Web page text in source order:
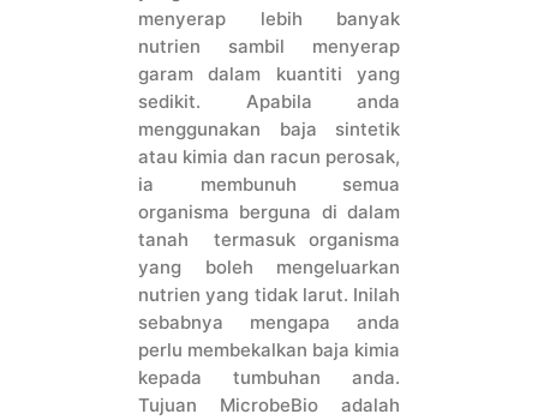
menyerap lebih banyak
nutrien sambil menyerap
garam dalam kuantiti yang
sedikit. Apabila anda
menggunakan baja sintetik
atau kimia dan racun perosak,
ia membunuh semua
organisma berguna di dalam
tanah termasuk organisma
yang boleh mengeluarkan
nutrien yang tidak larut. Inilah
sebabnya mengapa anda
perlu membekalkan baja kimia
kepada tumbuhan anda.
Tujuan MicrobeBio adalah